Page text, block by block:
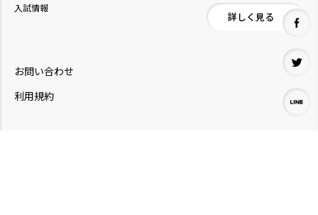
お問い合わせ
利用規約
入試情報
詳しく見る